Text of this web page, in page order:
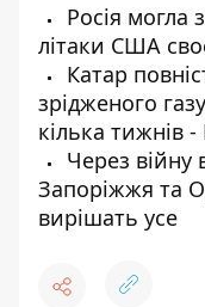
Росія могла
літаки США
Катар
зрідженого
кілька тижнів
Через війну
Запоріжжя та
вирішать усе